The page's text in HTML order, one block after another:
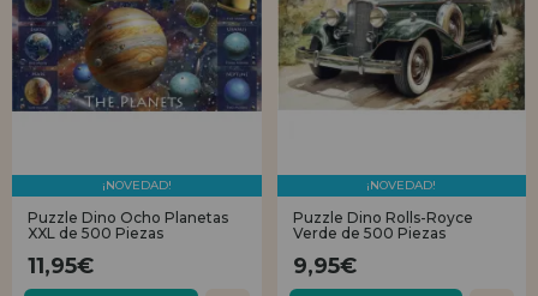
¡NOVEDAD!
Puzzle Dino Ocho Planetas
XXL de 500 Piezas
11,95€
¡NOVEDAD!
Puzzle Dino Rolls-Royce
Verde de 500 Piezas
9,95€